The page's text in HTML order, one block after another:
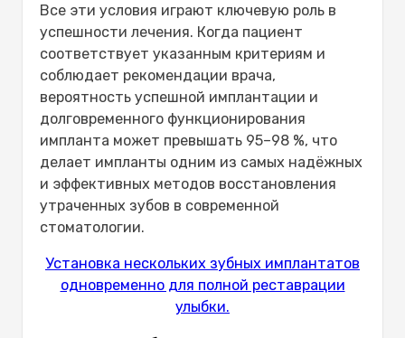
Все эти условия играют ключевую роль в
успешности лечения. Когда пациент
соответствует указанным критериям и
соблюдает рекомендации врача,
вероятность успешной имплантации и
долговременного функционирования
импланта может превышать 95–98 %, что
делает импланты одним из самых надёжных
и эффективных методов восстановления
утраченных зубов в современной
стоматологии.
Установка нескольких зубных имплантатов
одновременно для полной реставрации
улыбки.